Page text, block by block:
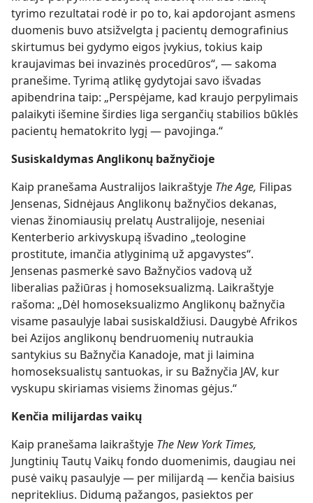
tyrimo rezultatai rodė ir po to, kai apdorojant asmens
duomenis buvo atsižvelgta į pacientų demografinius
skirtumus bei gydymo eigos įvykius, tokius kaip
kraujavimas bei invazinės procedūros“, — sakoma
pranešime. Tyrimą atlikę gydytojai savo išvadas
apibendrina taip: „Perspėjame, kad kraujo perpylimais
palaikyti išemine širdies liga sergančių stabilios būklės
pacientų hematokrito lygį — pavojinga.“
Susiskaldymas Anglikonų bažnyčioje
Kaip pranešama Australijos laikraštyje The Age, Filipas
Jensenas, Sidnėjaus Anglikonų bažnyčios dekanas,
vienas žinomiausių prelatų Australijoje, neseniai
Kenterberio arkivyskupą išvadino „teologine
prostitute, imančia atlyginimą už apgavystes“.
Jensenas pasmerkė savo Bažnyčios vadovą už
liberalias pažiūras į homoseksualizmą. Laikraštyje
rašoma: „Dėl homoseksualizmo Anglikonų bažnyčia
visame pasaulyje labai susiskaldžiusi. Daugybė Afrikos
bei Azijos anglikonų bendruomenių nutraukia
santykius su Bažnyčia Kanadoje, mat ji laimina
homoseksualistų santuokas, ir su Bažnyčia JAV, kur
vyskupu skiriamas visiems žinomas gėjus.“
Kenčia milijardas vaikų
Kaip pranešama laikraštyje The New York Times,
Jungtinių Tautų Vaikų fondo duomenimis, daugiau nei
pusė vaikų pasaulyje — per milijardą — kenčia baisius
nepriteklius. Didumą pažangos, pasiektos per